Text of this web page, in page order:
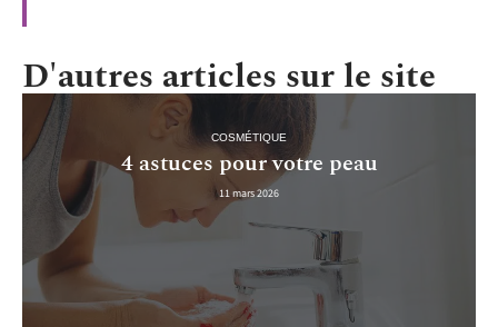
D'autres articles sur le site
COSMÉTIQUE
4 astuces pour votre peau
11 mars 2026